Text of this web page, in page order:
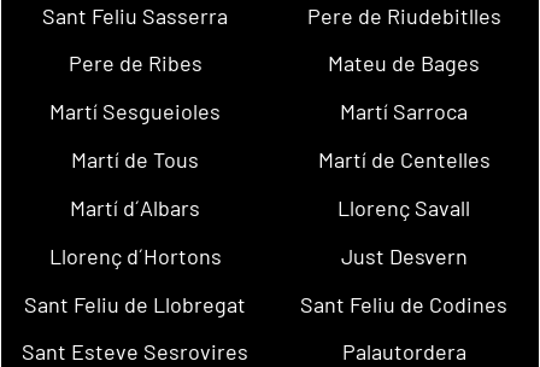
Sant Feliu Sasserra
Pere de Riudebitlles
Pere de Ribes
Mateu de Bages
Martí Sesgueioles
Martí Sarroca
Martí de Tous
Martí de Centelles
Martí d´Albars
Llorenç Savall
Llorenç d´Hortons
Just Desvern
Sant Feliu de Llobregat
Sant Feliu de Codines
Sant Esteve Sesrovires
Palautordera